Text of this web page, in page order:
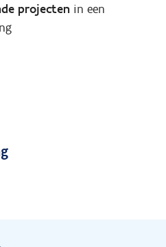
projectenin een